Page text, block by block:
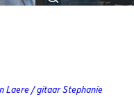
Laere / gitaar Stephanie